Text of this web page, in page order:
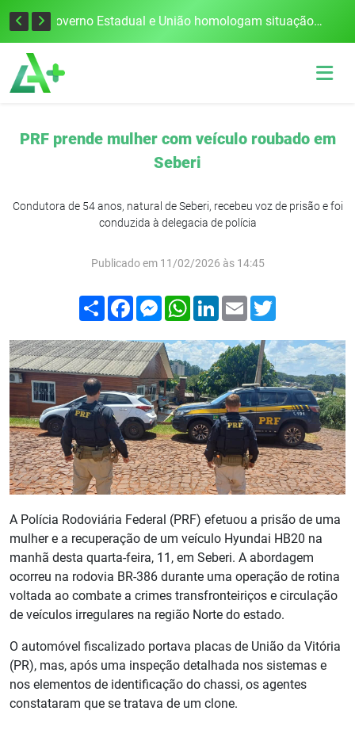
Defesa Civil alerta para risco de tornado e tempestades severas no RS entre esta quinta e sexta-feira Governo Estadual e União homologam situação de emergência em Frederico Westphalen após vendaval
PRF prende mulher com veículo roubado em
Seberi
Condutora de 54 anos, natural de Seberi, recebeu voz de prisão e foi
conduzida à delegacia de polícia
Publicado em 11/02/2026 às 14:45
Compartilhar
FacebookMessenger
WhatsApp
LinkedIn
Email
A Polícia Rodoviária Federal (PRF) efetuou a prisão de uma
mulher e a recuperação de um veículo Hyundai HB20 na
manhã desta quarta-feira, 11, em Seberi. A abordagem
ocorreu na rodovia BR-386 durante uma operação de rotina
voltada ao combate a crimes transfronteiriços e circulação
de veículos irregulares na região Norte do estado.
O automóvel fiscalizado portava placas de União da Vitória
(PR), mas, após uma inspeção detalhada nos sistemas e
nos elementos de identificação do chassi, os agentes
constataram que se tratava de um clone.